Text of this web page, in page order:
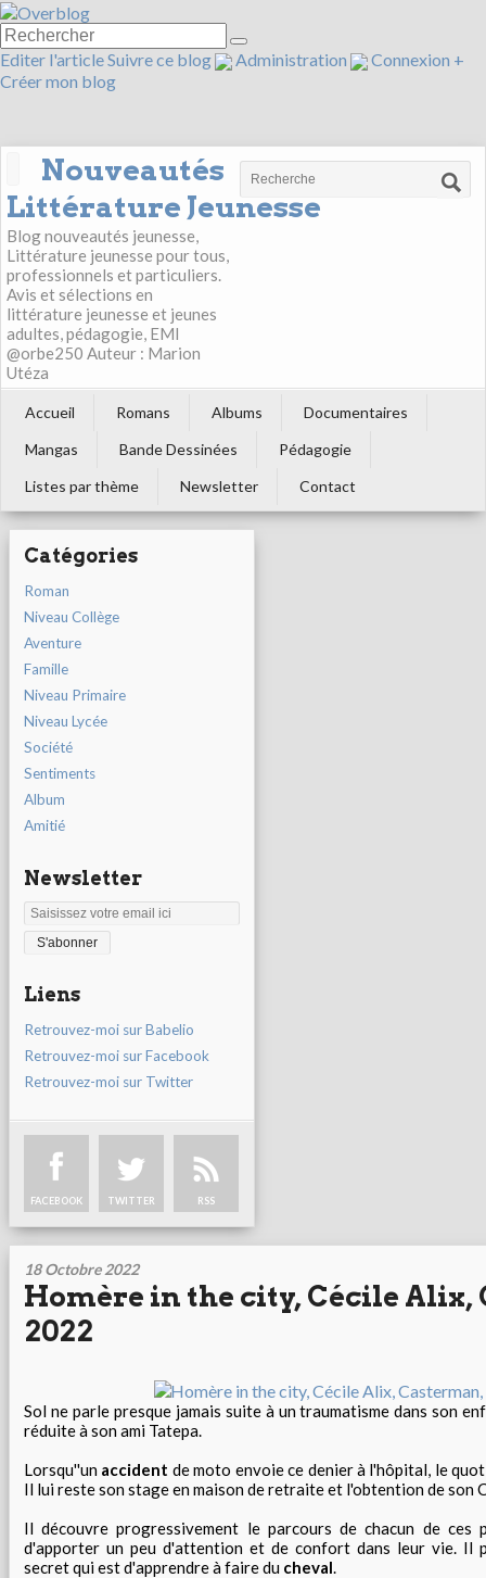
Editer l'articleSuivre ce blog Administration Connexion +
Créer mon blog
Nouveautés
Littérature Jeunesse
Blog nouveautés jeunesse,
Littérature jeunesse pour tous,
professionnels et particuliers.
Avis et sélections en
littérature jeunesse et jeunes
adultes, pédagogie, EMI
@orbe250 Auteur : Marion
Utéza
Accueil Romans Albums
Documentaires
Mangas
Bande Dessinées
Pédagogie
Listes par thème
Newsletter Contact
Catégories
Roman
Niveau Collège
Aventure
Famille
Niveau Primaire
Niveau Lycée
Société
Sentiments
Album
Amitié
Newsletter
Liens
Retrouvez-moi sur Babelio
Retrouvez-moi sur Facebook
Retrouvez-moi sur Twitter
FACEBOOK TWITTER RSS
18 Octobre 2022
Homère in the city, Cécile Alix,
2022
Sol ne parle presque jamais suite à un traumatisme dans son
réduite à son ami Tatepa.
Lorsqu''un accident de moto envoie ce denier à l'hôpital, le
Il lui reste son stage en maison de retraite et l'obtention de son
Il découvre progressivement le parcours de chacun de
d'apporter un peu d'attention et de confort dans leur vie. Il
secret qui est d'apprendre à faire du cheval.